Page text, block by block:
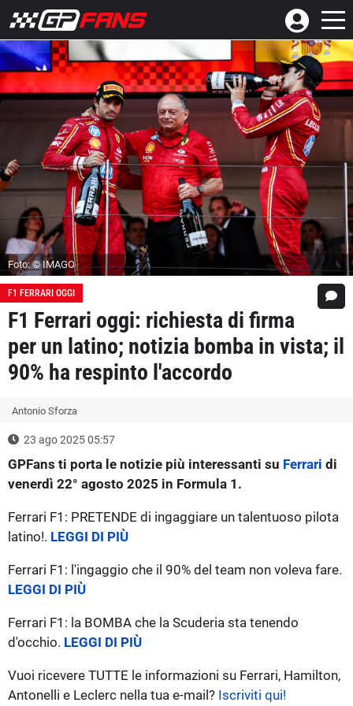
Foto: © IMAGO
F1 FERRARI OGGI
F1 Ferrari oggi: richiesta di firma
per un latino; notizia bomba in vista; il
90% ha respinto l'accordo
Antonio Sforza
23 ago 2025 05:57
GPFans ti porta le notizie più interessanti su Ferrari di
venerdì 22° agosto 2025 in Formula 1.
Ferrari F1: PRETENDE di ingaggiare un talentuoso pilota
latino!. LEGGI DI PIÙ
Ferrari F1: l'ingaggio che il 90% del team non voleva fare.
LEGGI DI PIÙ
Ferrari F1: la BOMBA che la Scuderia sta tenendo
d'occhio. LEGGI DI PIÙ
Vuoi ricevere TUTTE le informazioni su Ferrari, Hamilton,
Antonelli e Leclerc nella tua e-mail? Iscriviti qui!